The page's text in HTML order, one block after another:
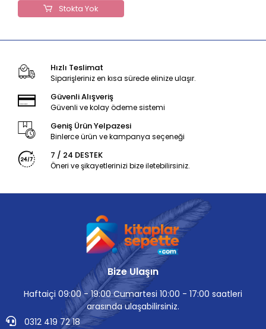
Stokta Yok
Hızlı Teslimat
Siparişleriniz en kısa sürede elinize ulaşır.
Güvenli Alışveriş
Güvenli ve kolay ödeme sistemi
Geniş Ürün Yelpazesi
Binlerce ürün ve kampanya seçeneği
7 / 24 DESTEK
Öneri ve şikayetlerinizi bize iletebilirsiniz.
Bize Ulaşın
Haftaiçi 09:00 - 19:00 Cumartesi 10:00 - 17:00 saatleri
arasında ulaşabilirsiniz.
0312 419 72 18